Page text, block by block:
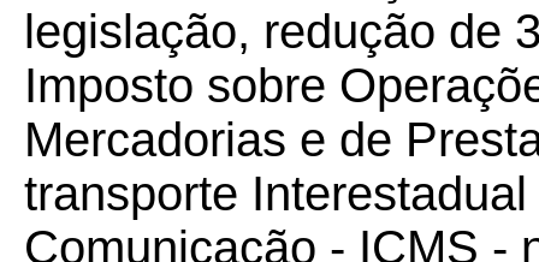
legislação, redução de
Imposto sobre
Mercadorias e de
transporte
Comunicação - ICMS -